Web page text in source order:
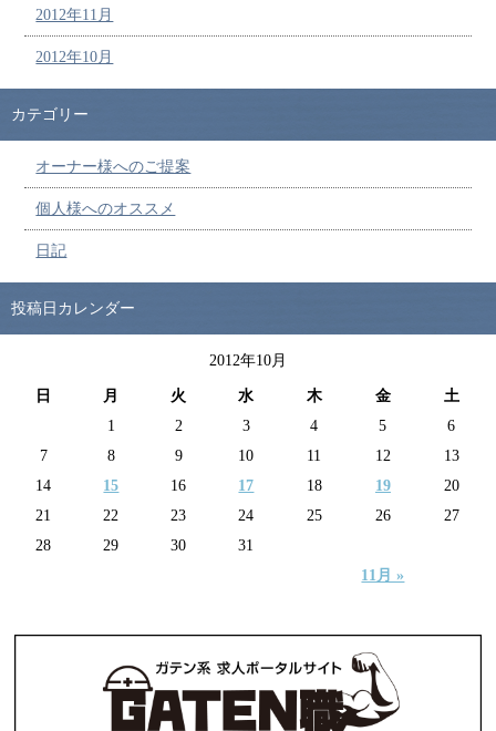
2012年11月
2012年10月
カテゴリー
オーナー様へのご提案
個人様へのオススメ
日記
投稿日カレンダー
2012年10月
日 月 火 水 木 金 土
11月 »
1 2 3 4 5
6
7
8 9 10 11 12
13
14
15 16 17 18 19
20
21
22 23 24 25 26
27
28
29 30 31